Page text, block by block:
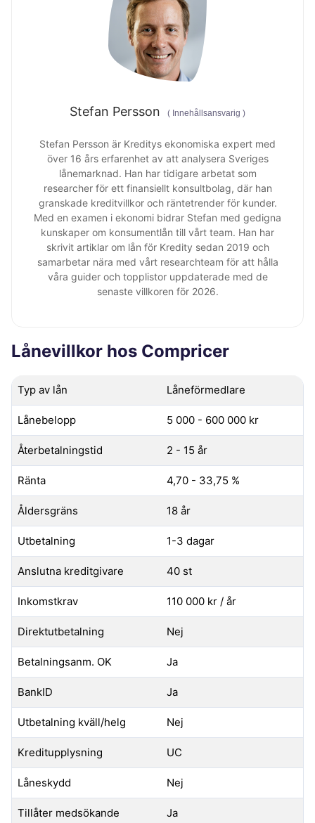
Stefan Persson ( Innehållsansvarig )
Stefan Persson är Kreditys ekonomiska expert med
över 16 års erfarenhet av att analysera Sveriges
lånemarknad. Han har tidigare arbetat som
researcher för ett finansiellt konsultbolag, där han
granskade kreditvillkor och räntetrender för kunder.
Med en examen i ekonomi bidrar Stefan med gedigna
kunskaper om konsumentlån till vårt team. Han har
skrivit artiklar om lån för Kredity sedan 2019 och
samarbetar nära med vårt researchteam för att hålla
våra guider och topplistor uppdaterade med de
senaste villkoren för 2026.
Lånevillkor hos Compricer
Typ av lån Låneförmedlare
Lånebelopp 5 000 - 600 000 kr
Återbetalningstid 2 - 15 år
Ränta 4,70 - 33,75 %
Åldersgräns 18 år
Utbetalning 1-3 dagar
Anslutna kreditgivare 40 st
Inkomstkrav 110 000 kr / år
Direktutbetalning Nej
Betalningsanm. OK Ja
BankID Ja
Utbetalning kväll/helg Nej
Kreditupplysning UC
Låneskydd Nej
Tillåter medsökande Ja